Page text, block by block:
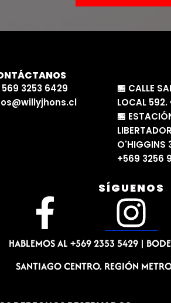
569 3253 6429
🏪 CALLE
LOCAL
🏪
O'HIGGINS
+569 3256
SÍGUENOS
F
a
c
I
n
s
HABLEMOS AL +569 2353 5429 |
SANTIAGO CENTRO. REGIÓN